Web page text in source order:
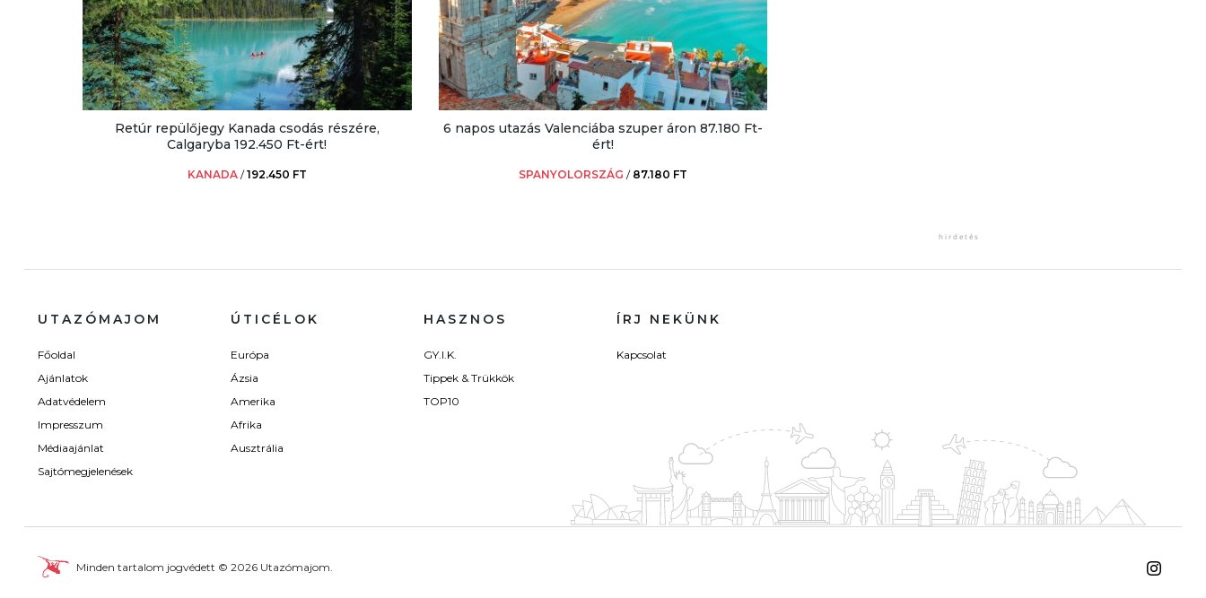
Retúr repülőjegy Kanada csodás részére,
Calgaryba 192.450 Ft-ért!
KANADA /192.450 FT
6 napos utazás Valenciába szuper áron 87.180 Ft-
ért!
SPANYOLORSZÁG / 87.180 FT
UTAZÓMAJOM
Főoldal
Ajánlatok
Adatvédelem
Impresszum
Médiaajánlat
Sajtómegjelenések
ÚTICÉLOK
Európa
Ázsia
Amerika
Afrika
Ausztrália
HASZNOS
GY.I.K.
Tippek & Trükkök
TOP10
ÍRJ NEKÜNK
Kapcsolat
Minden tartalom jogvédett © 2026 Utazómajom.